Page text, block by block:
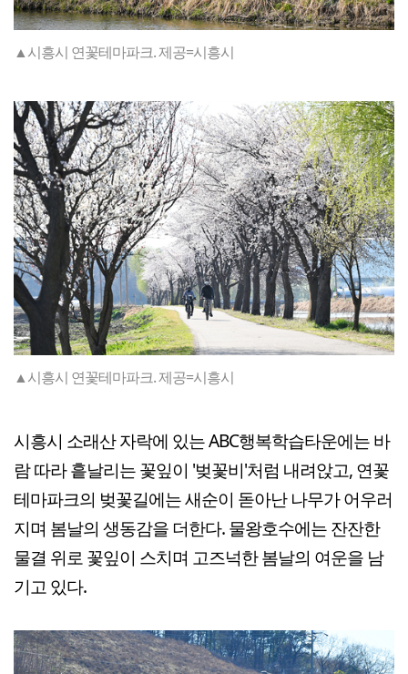
▲시흥시 연꽃테마파크. 제공=시흥시
▲시흥시 연꽃테마파크. 제공=시흥시
시흥시 소래산 자락에 있는 ABC행복학습타운에는 바
람 따라 흩날리는 꽃잎이 '벚꽃비'처럼 내려앉고, 연꽃
테마파크의 벚꽃길에는 새순이 돋아난 나무가 어우러
지며 봄날의 생동감을 더한다. 물왕호수에는 잔잔한
물결 위로 꽃잎이 스치며 고즈넉한 봄날의 여운을 남
기고 있다.